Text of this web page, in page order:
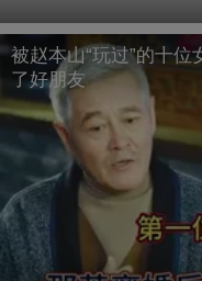
被赵本山“玩过”的十
了好朋友